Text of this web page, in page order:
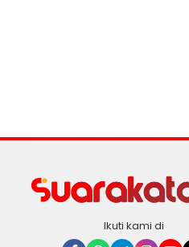
Ikuti kami di